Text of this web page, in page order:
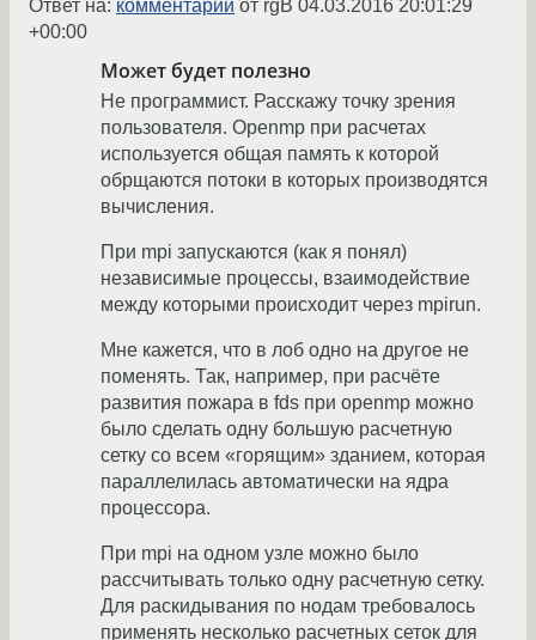
Ответ на: комментарий от rgB 04.03.2016 20:01:29
+00:00
Может будет полезно
Не программист. Расскажу точку зрения
пользователя. Openmp при расчетах
используется общая память к которой
обрщаются потоки в которых производятся
вычисления.
При mpi запускаются (как я понял)
независимые процессы, взаимодействие
между которыми происходит через mpirun.
Мне кажется, что в лоб одно на другое не
поменять. Так, например, при расчёте
развития пожара в fds при openmp можно
было сделать одну большую расчетную
сетку со всем «горящим» зданием, которая
параллелилась автоматически на ядра
процессора.
При mpi на одном узле можно было
рассчитывать только одну расчетную сетку.
Для раскидывания по нодам требовалось
применять несколько расчетных сеток для